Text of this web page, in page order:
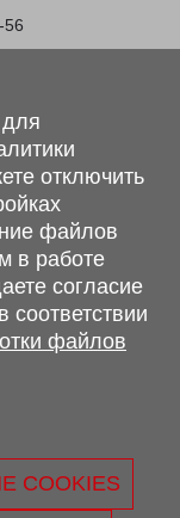
56
20А,
на сайте
стоимости и
характер и
п.2 ст.407
отключить
файлов
в работе
согласие
соответствии
файлов
COOKIES